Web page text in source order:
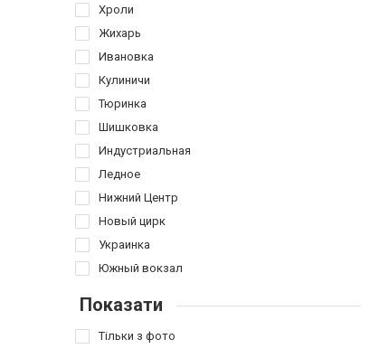
Хроли
Жихарь
Ивановка
Кулиничи
Тюринка
Шишковка
Индустриальная
Ледное
Нижний Центр
Новый цирк
Украинка
Южный вокзал
Показати
Тільки з фото